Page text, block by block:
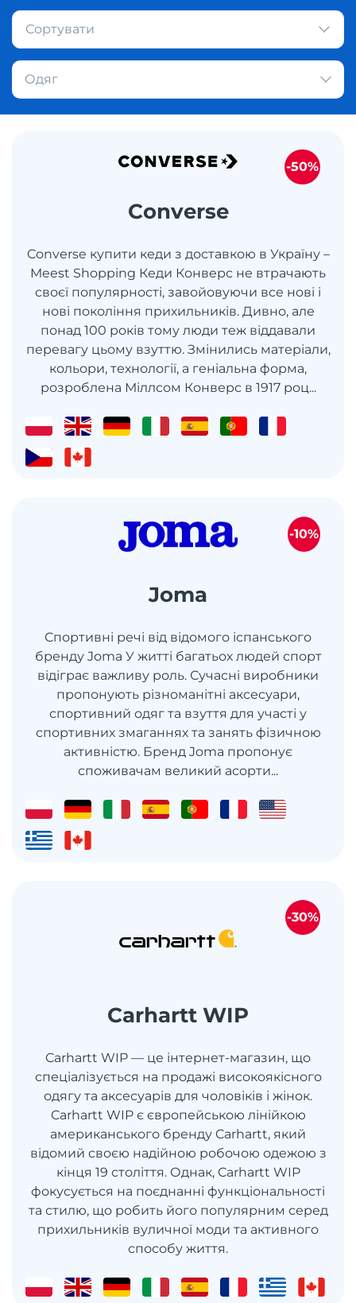
Сортувати
Одяг
Converse
Converse купити кеди з доставкою в Україну –
Meest Shopping Кеди Конверс не втрачають
своєї популярності, завойовуючи все нові і
нові покоління прихильників. Дивно, але
понад 100 років тому люди теж віддавали
перевагу цьому взуттю. Змінились матеріали,
кольори, технології, а геніальна форма,
розроблена Міллсом Конверс в 1917 роц...
-50%
Joma
Спортивні речі від відомого іспанського
бренду Joma У житті багатьох людей спорт
відіграє важливу роль. Сучасні виробники
пропонують різноманітні аксесуари,
спортивний одяг та взуття для участі у
спортивних змаганнях та занять фізичною
активністю. Бренд Joma пропонує
споживачам великий асорти...
-10%
Carhartt WIP
Carhartt WIP — це інтернет-магазин, що
спеціалізується на продажі високоякісного
одягу та аксесуарів для чоловіків і жінок.
Carhartt WIP є європейською лінійкою
американського бренду Carhartt, який
відомий своєю надійною робочою одежою з
кінця 19 століття. Однак, Carhartt WIP
фокусується на поєднанні функціональності
та стилю, що робить його популярним серед
прихильників вуличної моди та активного
способу життя.
-30%